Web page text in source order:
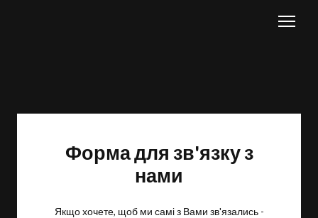
Форма для зв'язку з
нами
Якщо хочете, щоб ми самі з Вами зв'язались -